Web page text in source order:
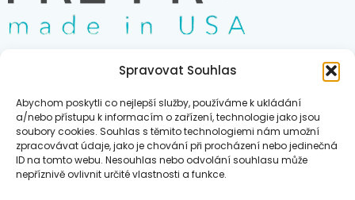
Spravovat Souhlas
Abychom poskytli co nejlepší služby, používáme k ukládání
a/nebo přístupu k informacím o zařízení, technologie jako jsou
soubory cookies. Souhlas s těmito technologiemi nám umožní
zpracovávat údaje, jako je chování při procházení nebo jedinečná
ID na tomto webu. Nesouhlas nebo odvolání souhlasu může
nepříznivě ovlivnit určité vlastnosti a funkce.
Blog
Kontakt